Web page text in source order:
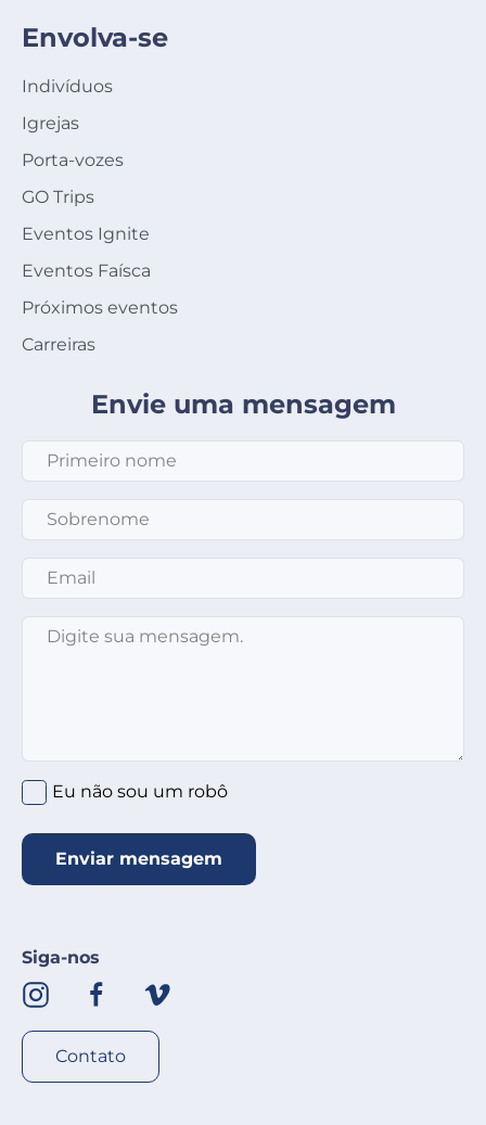
Envolva-se
Indivíduos
Igrejas
Porta-vozes
GO Trips
Eventos Ignite
Eventos Faísca
Próximos eventos
Carreiras
Envie uma mensagem
Primeiro nome
Sobrenome
Email
Mensagem
Clique no círculo abaixo *
Eu não sou um robô
Enviar mensagem
Siga-nos
Contato